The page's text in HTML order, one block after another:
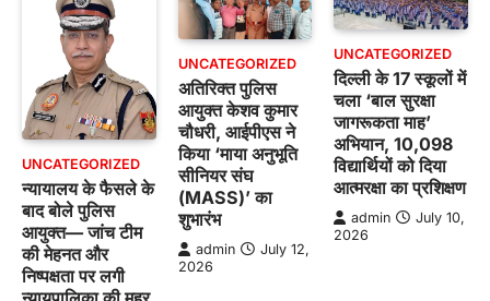
UNCATEGORIZED
न्यायालय के फैसले के
बाद बोले पुलिस
आयुक्त— जांच टीम
की मेहनत और
निष्पक्षता पर लगी
UNCATEGORIZED
अतिरिक्त पुलिस
आयुक्त केशव कुमार
चौधरी, आईपीएस ने
किया ‘माया अनुभूति
सीनियर संघ
(MASS)’ का
शुभारंभ
admin
July 12,
2026
UNCATEGORIZED
दिल्ली के 17 स्कूलों में
चला ‘बाल सुरक्षा
जागरूकता माह’
अभियान, 10,098
विद्यार्थियों को दिया
आत्मरक्षा का प्रशिक्षण
admin
July 10,
2026